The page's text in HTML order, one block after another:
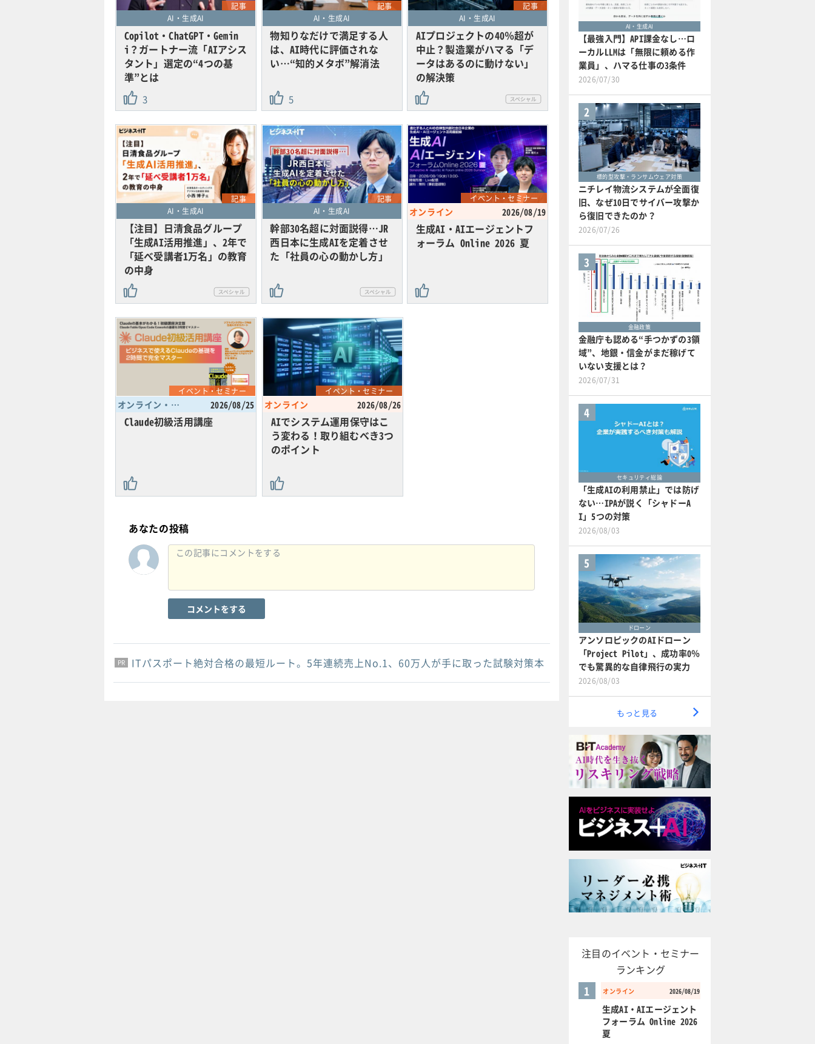
記事
AI・生成AI
Copilot・ChatGPT・Gemin
i？ガートナー流「AIアシス
タント」選定の“4つの基
準”とは
3
記事
AI・生成AI
物知りなだけで満足する人
は、AI時代に評価されな
い…“知的メタボ”解消法
5
記事
AI・生成AI
AIプロジェクトの40％超が
中止？製造業がハマる「デ
ータはあるのに動けない」
の解決策
記事
AI・生成AI
【注目】日清食品グループ
「生成AI活用推進」、2年で
「延べ受講者1万名」の教育
の中身
記事
AI・生成AI
幹部30名超に対面説得…JR
西日本に生成AIを定着させ
た「社員の心の動かし方」
イベント・セミナー
オンライン 2026/08/19
生成AI・AIエージェントフ
ォーラム Online 2026 夏
イベント・セミナー
オンライン・東京都 2026/08/25
Claude初級活用講座
イベント・セミナー
オンライン 2026/08/26
AIでシステム運用保守はこ
う変わる！取り組むべき3つ
のポイント
あなたの投稿
コメントをする
PR
PR
PR ITパスポート絶対合格の最短ルート。5年連続売上No.1、60万人が手に取った試験対策本
AI・生成AI
【最強入門】API課金なし…ロ
ーカルLLMは「無限に頼める作
業員」、ハマる仕事の3条件
2026/07/30
2
標的型攻撃・ランサムウェア対策
ニチレイ物流システムが全面復
旧、なぜ10日でサイバー攻撃か
ら復旧できたのか？
2026/07/26
3
金融政策
金融庁も認める“手つかずの3領
域”、地銀・信金がまだ稼げて
いない支援とは？
2026/07/31
4
セキュリティ総論
「生成AIの利用禁止」では防げ
ない…IPAが説く「シャドーA
I」5つの対策
2026/08/03
5
ドローン
アンソロピックのAIドローン
「Project Pilot」、成功率0％
でも驚異的な自律飛行の実力
2026/08/03
もっと見る
注目のイベント・セミナー
ランキング
オンライン 2026/08/19
1
生成AI・AIエージェント
フォーラム Online 2026
夏